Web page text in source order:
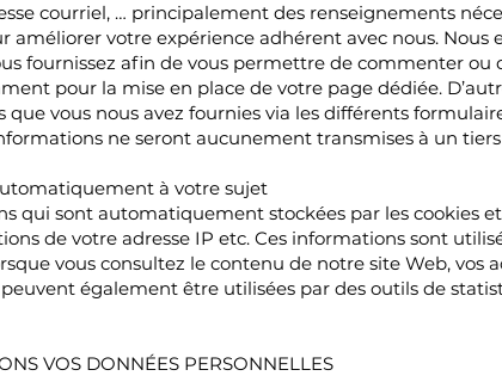
courriel, … principalement des renseignements
améliorer votre expérience adhérent avec nous. Nous
fournissez afin de vous permettre de commenter ou
pour la mise en place de votre page dédiée.
vous nous avez fournies via les différents
ne seront aucunement transmises à un
à votre sujet
qui sont automatiquement stockées par les cookies
de votre adresse IP etc. Ces informations sont
vous consultez le contenu de notre site Web, vos
peuvent également être utilisées par des outils de
VOS DONNÉES PERSONNELLES